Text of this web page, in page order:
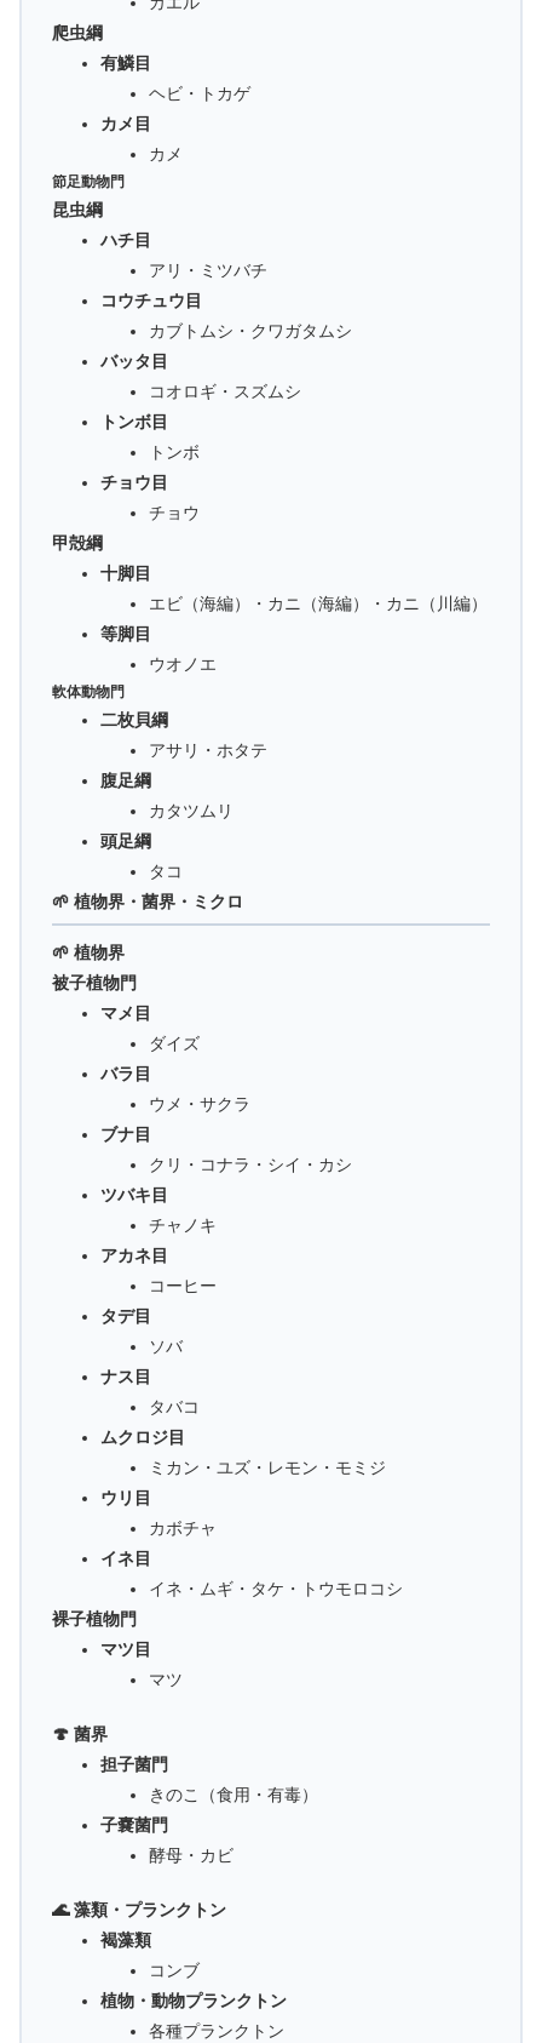
爬虫綱
有鱗目
ヘビ・トカゲ
カメ目
カメ
節足動物門
昆虫綱
ハチ目
アリ・ミツバチ
コウチュウ目
カブトムシ・クワガタムシ
バッタ目
コオロギ・スズムシ
トンボ目
トンボ
チョウ目
チョウ
甲殻綱
十脚目
エビ（海編）・カニ（海編）・カニ（川編）
等脚目
ウオノエ
軟体動物門
二枚貝綱
アサリ・ホタテ
腹足綱
カタツムリ
頭足綱
タコ
🌱 植物界・菌界・ミクロ
🌱 植物界
被子植物門
マメ目
ダイズ
バラ目
ウメ・サクラ
ブナ目
クリ・コナラ・シイ・カシ
ツバキ目
チャノキ
アカネ目
コーヒー
タデ目
ソバ
ナス目
タバコ
ムクロジ目
ミカン・ユズ・レモン・モミジ
ウリ目
カボチャ
イネ目
イネ・ムギ・タケ・トウモロコシ
裸子植物門
マツ目
マツ
🍄 菌界
担子菌門
きのこ（食用・有毒）
子嚢菌門
酵母・カビ
🌊 藻類・プランクトン
褐藻類
コンブ
植物・動物プランクトン
各種プランクトン